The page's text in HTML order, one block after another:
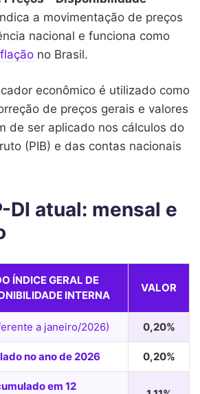
a movimentação de preços
nacional e funciona como
no Brasil.
econômico é utilizado como
de preços gerais e valores
de ser aplicado nos cálculos do
(PIB) e das contas nacionais
DI atual: mensal e
ÍNDICE GERAL DE
INTERNA
VALOR
a janeiro/2026) 0,20%
no ano de 2026 0,20%
em 12